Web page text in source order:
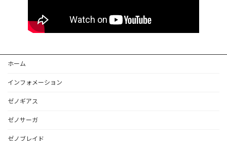
ホーム
インフォメーション
ゼノギアス
ゼノサーガ
ゼノブレイド